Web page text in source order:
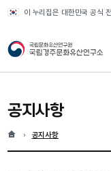
이 누리집은 대한민국 공식
국가유산청 국립
공지사항
홈 현재 위치
공지사항